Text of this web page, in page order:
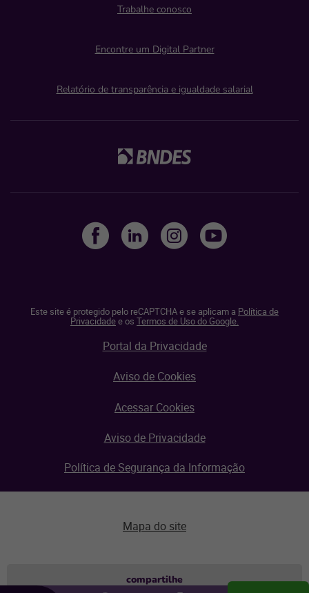
compartilhe
Trabalhe conosco
Encontre um Digital Partner
Relatório de transparência e igualdade salarial
Este site é protegido pelo reCAPTCHA e se aplicam a Política de
Privacidadee os Termos de Uso do Google.
Portal da Privacidade
Aviso de Cookies
Acessar Cookies
Aviso de Privacidade
Política de Segurança da Informação
Mapa do site